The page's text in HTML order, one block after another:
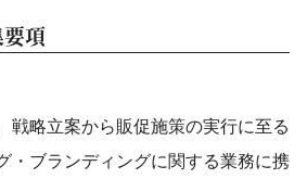
項
戦略立案から販促施策の実行に至る
・ブランディングに関する業務に携